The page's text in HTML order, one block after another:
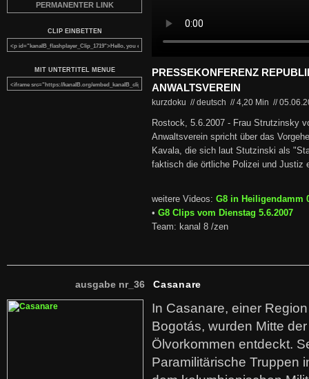
PERMANENTER LINK
CLIP EINBETTEN
MIT UNTERTITEL MENUE
PRESSEKONFERENZ
ANWALTSVEREIN
kurzdoku // deutsch //4,20 Min //
Rostock, 5.6.2007 - Frau Strutzinsky
Anwaltsverein spricht über das
Kavala, die sich laut Stutzinski als
faktisch die örtliche Polizei und Justiz
weitere Videos: G8 in Heiligendamm
• G8 Clips vom Dienstag 5.6.2007
Team: kanal 8 /zen
ausgabe nr_36 Casanare
In Casanare, einer
Bogotás, wurden Mitte
Ölvorkommen entdeckt.
Paramilitärische Truppen